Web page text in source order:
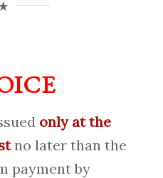
only at the
no later than the
payment by